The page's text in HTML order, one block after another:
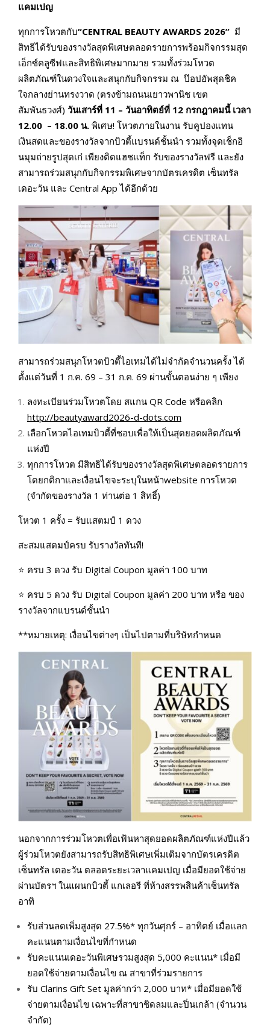
แคมเปญ
ทุกการโหวตกับ“CENTRAL BEAUTY AWARDS 2026” มี
สิทธิได้รับของรางวัลสุดพิเศษตลอดรายการพร้อมกิจกรรมสุด
เอ็กซ์คลูซีฟและสิทธิพิเศษมากมาย รวมทั้งร่วมโหวต
ผลิตภัณฑ์ในดวงใจและสนุกกับกิจกรรม ณ ป๊อปอัพสุดชิค
ใจกลางย่านทรงวาด (ตรงข้ามถนนเยาวพานิช เขต
สัมพันธวงศ์) วันเสาร์ที่ 11 – วันอาทิตย์ที่ 12 กรกฎาคมนี้ เวลา
12.00 – 18.00 น. พิเศษ! โหวตภายในงาน รับคูปองแทน
เงินสดและของรางวัลจากบิวตี้แบรนด์ชั้นนำ รวมทั้งจุดเช็กอิ
นมุมถ่ายรูปสุดเก๋ เพียงติดแฮชแท็ก รับของรางวัลฟรี และยัง
สามารถร่วมสนุกกับกิจกรรมพิเศษจากบัตรเครดิต เซ็นทรัล
เดอะวัน และ Central App ได้อีกด้วย
สามารถร่วมสนุกโหวตบิวตี้ไอเทมได้ไม่จำกัดจำนวนครั้ง ได้
ตั้งแต่วันที่ 1 ก.ค. 69 – 31 ก.ค. 69 ผ่านขั้นตอนง่าย ๆ เพียง
ลงทะเบียนร่วมโหวตโดย สแกน QR Code หรือคลิก
http://beautyaward2026-d-dots.com
เลือกโหวตไอเทมบิวตี้ที่ชอบเพื่อให้เป็นสุดยอดผลิตภัณฑ์
แห่งปี
ทุกการโหวต มีสิทธิได้รับของรางวัลสุดพิเศษตลอดรายการ
โดยกติกาและเงื่อนไขจะระบุในหน้าwebsite การโหวต
(จำกัดของรางวัล 1 ท่านต่อ 1 สิทธิ์)
โหวต 1 ครั้ง = รับแสตมป์ 1 ดวง
สะสมแสตมป์ครบ รับรางวัลทันที!
⭐ ครบ 3 ดวง รับ Digital Coupon มูลค่า 100 บาท
⭐ ครบ 5 ดวง รับ Digital Coupon มูลค่า 200 บาท หรือ ของ
รางวัลจากแบรนด์ชั้นนำ
**หมายเหตุ: เงื่อนไขต่างๆ เป็นไปตามที่บริษัทกำหนด
นอกจากการร่วมโหวตเพื่อเฟ้นหาสุดยอดผลิตภัณฑ์แห่งปีแล้ว
ผู้ร่วมโหวตยังสามารถรับสิทธิพิเศษเพิ่มเติมจากบัตรเครดิต
เซ็นทรัล เดอะวัน ตลอดระยะเวลาแคมเปญ เมื่อมียอดใช้จ่าย
ผ่านบัตรฯ ในแผนกบิวตี้ แกเลอรี ที่ห้างสรรพสินค้าเซ็นทรัล
อาทิ
รับส่วนลดเพิ่มสูงสุด 27.5%* ทุกวันศุกร์ – อาทิตย์ เมื่อแลก
คะแนนตามเงื่อนไขที่กำหนด
รับคะแนนเดอะวันพิเศษรวมสูงสุด 5,000 คะแนน* เมื่อมี
ยอดใช้จ่ายตามเงื่อนไข ณ สาขาที่ร่วมรายการ
รับ Clarins Gift Set มูลค่ากว่า 2,000 บาท* เมื่อมียอดใช้
จ่ายตามเงื่อนไข เฉพาะที่สาขาชิดลมและปิ่นเกล้า (จำนวน
จำกัด)